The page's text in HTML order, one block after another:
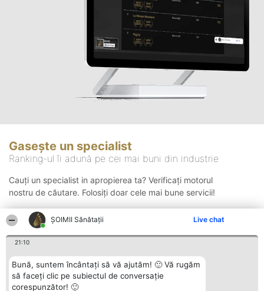
ŞOIMII Sănătații Live chat
21:10
Bună, suntem încântați să vă ajutăm! 🙂 Vă rugăm
să faceți clic pe subiectul de conversație
corespunzător! 🙂
Gasește un specialist
Ranking-ul îi adună pe cei mai buni din industrie
Cauți un specialist in apropierea ta? Verificați motorul
nostru de căutare. Folosiți doar cele mai bune servicii!